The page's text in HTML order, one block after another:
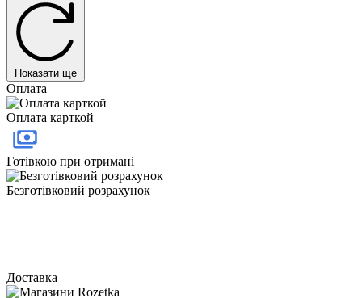
Показати ще
Оплата
Оплата карткой
Готівкою при отримані
Безготівковий розрахунок
Доставка